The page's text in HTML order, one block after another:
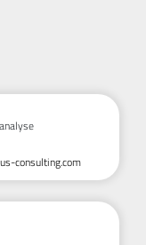
consulting.com